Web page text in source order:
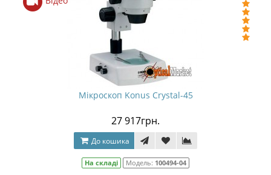
Мікроскоп Konus Crystal-45
27 917грн.
До кошика
На складі Модель: 100494-04